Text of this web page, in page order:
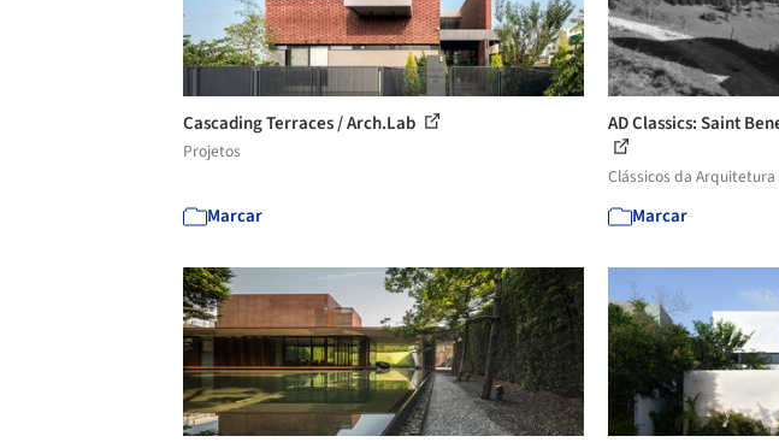
Cascading Terraces / Arch.Lab
Projetos
Marcar
AD Classics: Saint
Clássicos da Arquitetura
Marcar